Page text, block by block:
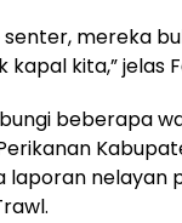
senter, mereka
kita,” jelas
beberapa
laporan